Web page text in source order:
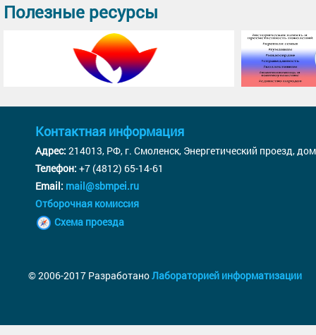
Полезные ресурсы
Контактная информация
Адрес: 214013, РФ, г. Смоленск, Энергетический проезд,
Телефон: +7 (4812) 65-14-61
Email: mail@sbmpei.ru
Отборочная комиссия
Схема проезда
© 2006-2017 РазработаноЛабораторией информатизации